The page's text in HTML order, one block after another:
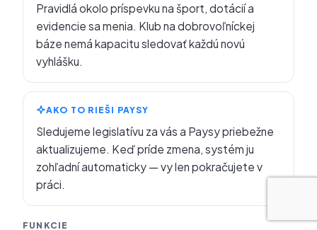
Pravidlá okolo príspevku na šport, dotácií a
evidencie sa menia. Klub na dobrovoľníckej
báze nemá kapacitu sledovať každú novú
vyhlášku.
AKO TO RIEŠI PAYSY
Sledujeme legislatívu za vás a Paysy priebežne
aktualizujeme. Keď príde zmena, systém ju
zohľadní automaticky — vy len pokračujete v
práci.